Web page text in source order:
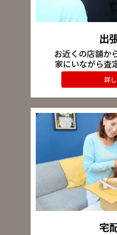
出
お近くの店舗か
家にいながら査
詳
宅